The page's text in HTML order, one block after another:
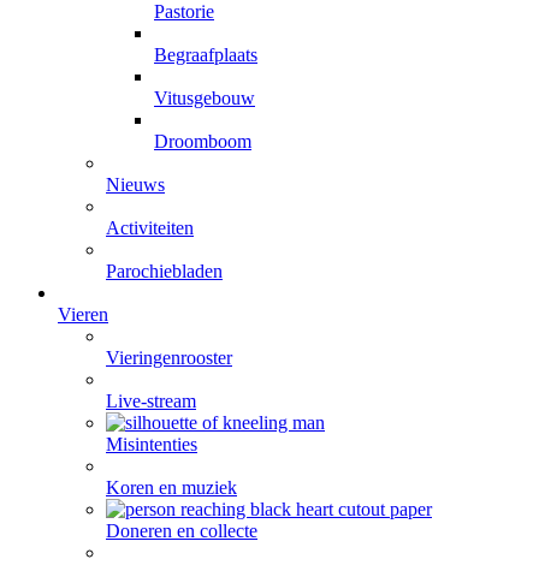
Pastorie
Begraafplaats
Vitusgebouw
Droomboom
Nieuws
Activiteiten
Parochiebladen
Vieren
Vieringenrooster
Live-stream
Misintenties
Koren en muziek
Doneren en collecte